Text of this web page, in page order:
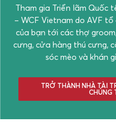
Tham gia Triển lãm Quốc
– WCF Vietnam do AVF
của bạn tới các thợ
cưng, cửa hàng thú cưng,
sóc mèo và khán
TRỞ THÀNH NHÀ TÀI
CHÚNG